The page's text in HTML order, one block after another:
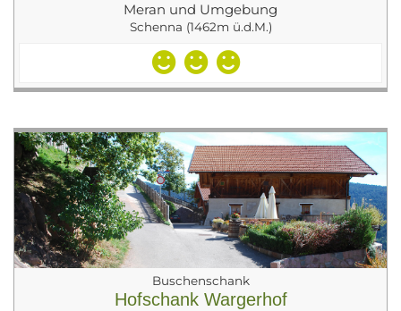
Meran und Umgebung
Schenna (1462m ü.d.M.)
Buschenschank
Hofschank Wargerhof